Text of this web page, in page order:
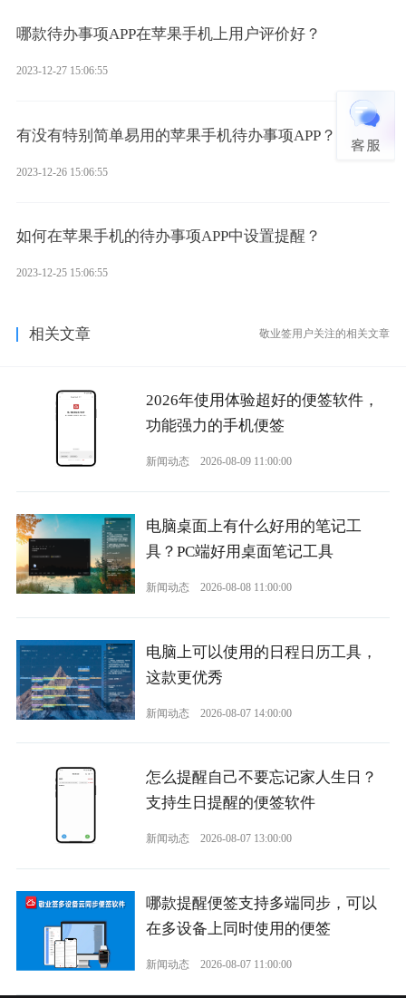
哪款待办事项APP在苹果手机上用户评价好？
2023-12-27 15:06:55
有没有特别简单易用的苹果手机待办事项APP？
2023-12-26 15:06:55
如何在苹果手机的待办事项APP中设置提醒？
2023-12-25 15:06:55
相关文章 敬业签用户关注的相关文章
2026年使用体验超好的便签软件，
功能强力的手机便签
新闻动态 2026-08-09 11:00:00
电脑桌面上有什么好用的笔记工
具？PC端好用桌面笔记工具
新闻动态 2026-08-08 11:00:00
电脑上可以使用的日程日历工具，
这款更优秀
新闻动态 2026-08-07 14:00:00
怎么提醒自己不要忘记家人生日？
支持生日提醒的便签软件
新闻动态 2026-08-07 13:00:00
哪款提醒便签支持多端同步，可以
在多设备上同时使用的便签
新闻动态 2026-08-07 11:00:00